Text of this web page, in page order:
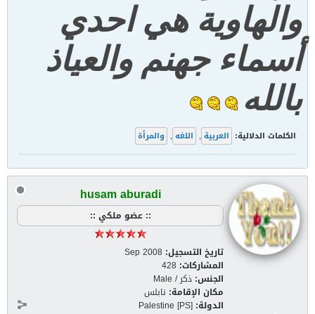
والهاوية هي احدي
أسماء جهنم والعياذ
بالله
الكلمات الدلالية: العربية , اللغه , والمرأة‏
husam aburadi
:: عضو ملكي ::
تاريخ التسجيل: Sep 2008
المشاركات: 428
الجنس: ذكر / Male
مكان الإقامة: نابلس
الدولة: Palestine [PS]